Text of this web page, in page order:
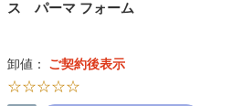
ス パーマ フォーム
卸値： ご契約後表示
☆☆☆☆☆